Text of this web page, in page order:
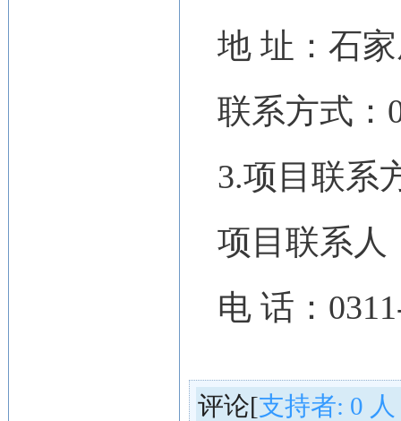
地 址：石
联系方式：
3.项目联系
项目联系人
电 话：
评论[支持者: 0 人